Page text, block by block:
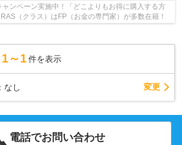
ャンペーン実施中！「どこよりもお得に購入する方
（クラス）はFP（お金の専門家）が多数在籍！
1～1 件を表示
なし 変更
電話でお問い合わせ